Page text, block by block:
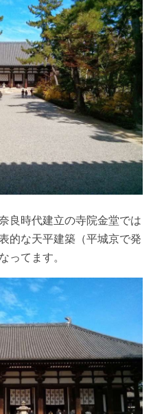
良時代建立の寺院金堂では
的な天平建築（平城京で発
ってます。